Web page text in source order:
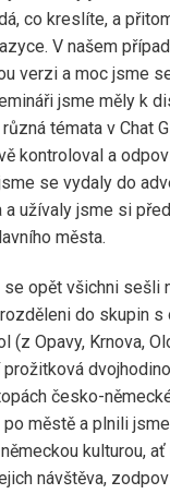
co kreslíte, a
V našem
verzi a moc jsme
jsme měly k
témata v Chat
kontroloval a
se vydaly do
užívaly jsme si
města.
opět všichni sešli
do skupin
(z Opavy, Krnova,
česko-
po městě a plnili
kulturou,
návštěva,